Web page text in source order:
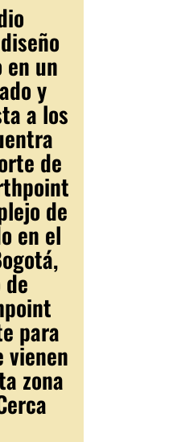
en un
y
a los
de
de
en el
para
vienen
zona